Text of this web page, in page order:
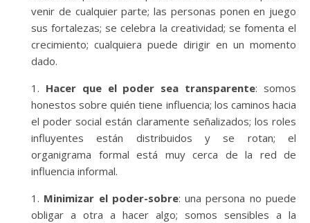
venir de cualquier parte; las personas ponen en juego
sus fortalezas; se celebra la creatividad; se fomenta el
crecimiento; cualquiera puede dirigir en un momento
dado.
Hacer que el poder sea transparente: somos
honestos sobre quién tiene influencia; los caminos hacia
el poder social están claramente señalizados; los roles
influyentes están distribuidos y se rotan; el
organigrama formal está muy cerca de la red de
influencia informal.
Minimizar el poder-sobre: una persona no puede
obligar a otra a hacer algo; somos sensibles a la